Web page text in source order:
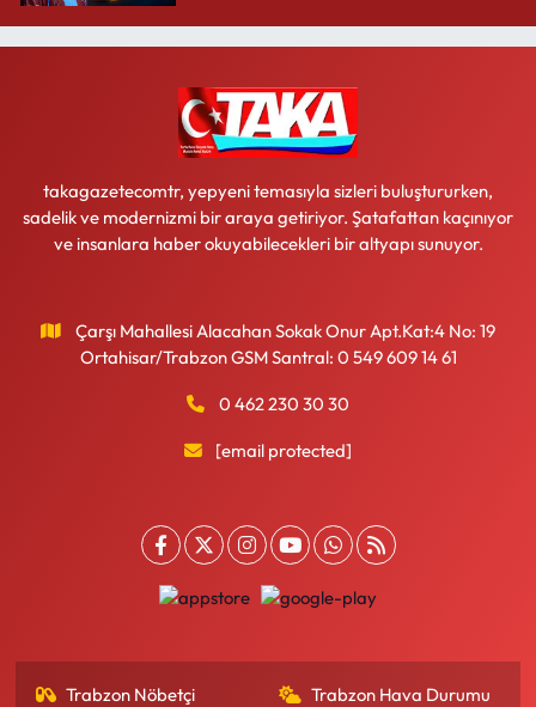
takagazetecomtr, yepyeni temasıyla sizleri buluştururken,
sadelik ve modernizmi bir araya getiriyor. Şatafattan kaçınıyor
ve insanlara haber okuyabilecekleri bir altyapı sunuyor.
Çarşı Mahallesi Alacahan Sokak Onur Apt.Kat:4 No: 19
Ortahisar/Trabzon GSM Santral: 0 549 609 14 61
0 462 230 30 30
[email protected]
Trabzon Nöbetçi
Trabzon Hava Durumu